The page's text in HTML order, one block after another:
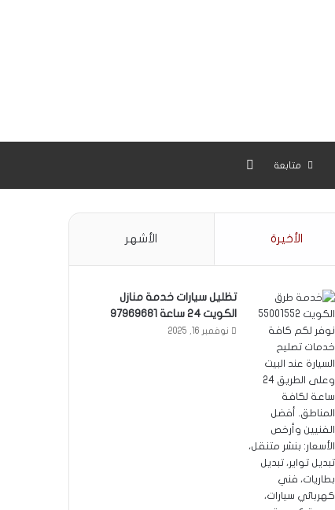
متابعة
الأخيرة الأشهر
تظليل سيارات خدمة منازل
الكويت 24 ساعة 97969681
نوفمبر 16, 2025